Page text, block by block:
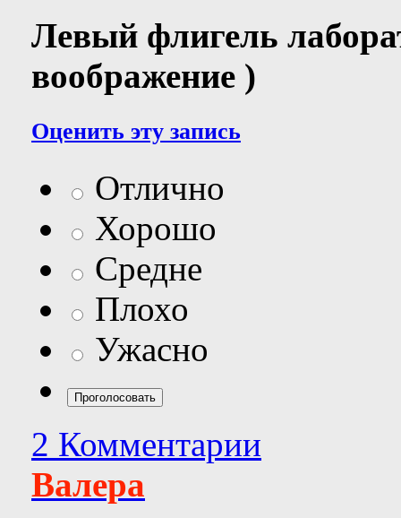
Левый флигель
воображение )
Оценить эту запись
Отлично
Хорошо
Средне
Плохо
Ужасно
2 Комментарии
Валера